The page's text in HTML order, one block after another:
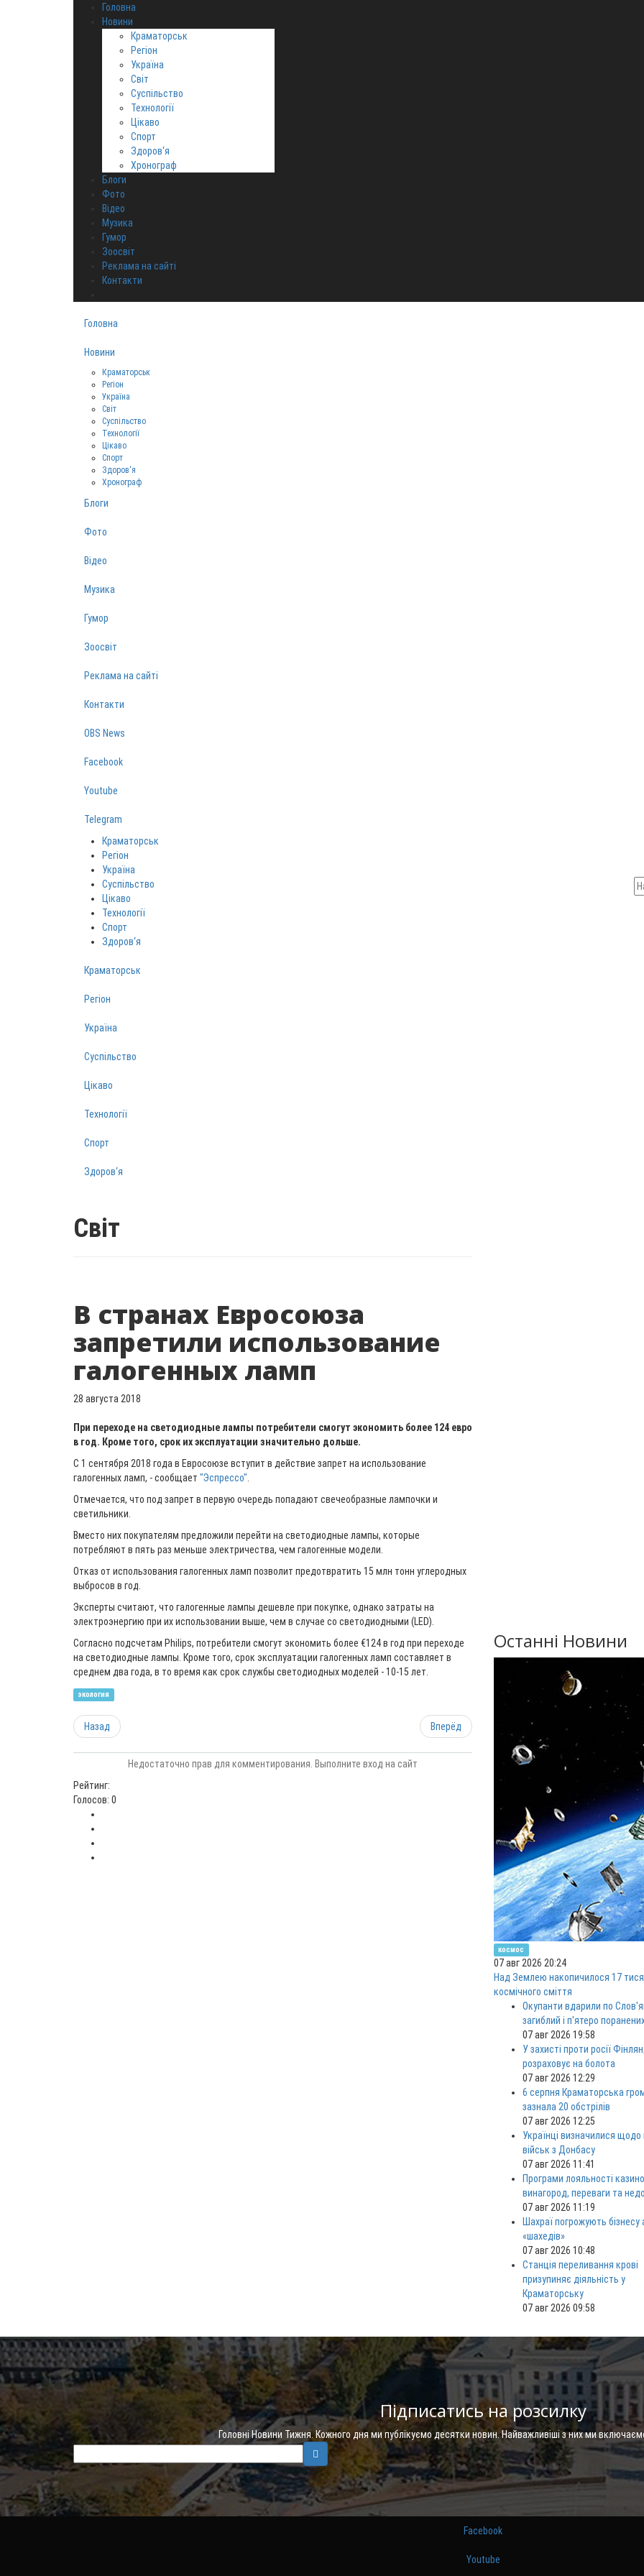
Головна
Новини
Краматорськ
Регіон
Україна
Світ
Суспільство
Технології
Цікаво
Спорт
Здоров‘я
Хронограф
Блоги
Фото
Відео
Музика
Гумор
Зоосвіт
Реклама на сайті
Контакти
Головна
Новини
Краматорськ
Регіон
Україна
Світ
Суспільство
Технології
Цікаво
Спорт
Здоров‘я
Хронограф
Блоги
Фото
Відео
Музика
Гумор
Зоосвіт
Реклама на сайті
Контакти
OBS News
Facebook
Youtube
Telegram
Краматорськ
Регіон
Україна
Суспільство
Цікаво
Технології
Спорт
Здоров‘я
Краматорськ
Регіон
Україна
Суспільство
Цікаво
Технології
Спорт
Здоров‘я
Світ
В странах Евросоюза
запретили использование
галогенных ламп
28 августа 2018
При переходе на светодиодные лампы потребители смогут экономить более 124 евро
в год. Кроме того, срок их эксплуатации значительно дольше.
С 1 сентября 2018 года в Евросоюзе вступит в действие запрет на использование
галогенных ламп, - сообщает "Эспрессо"
Отмечается, что под запрет в первую очередь попадают свечеобразные лампочки и
светильники.
Вместо них покупателям предложили перейти на светодиодные лампы, которые
потребляют в пять раз меньше электричества, чем галогенные модели.
Отказ от использования галогенных ламп позволит предотвратить 15 млн тонн углеродных
выбросов в год.
Эксперты считают, что галогенные лампы дешевле при покупке, однако затраты на
электроэнергию при их использовании выше, чем в случае со светодиодными (LED).
Согласно подсчетам Philips, потребители смогут экономить более €124 в год при переходе
на светодиодные лампы. Кроме того, срок эксплуатации галогенных ламп составляет в
среднем два года, в то время как срок службы светодиодных моделей - 10-15 лет.
экология
Назад Вперёд
Недостаточно прав для комментирования. Выполните вход на сайт
Рейтинг:
Голосов: 0
Останні Новини
космос
07 авг 2026 20:24
Над Землею накопичилося 17
космічного сміття
Окупанти вдарили по
загиблий і п'ятеро
07 авг 2026 19:58
У захисті проти росії
розраховує на болота
07 авг 2026 12:29
6 серпня Краматорська
зазнала 20 обстрілів
07 авг 2026 12:25
Українці визначилися щодо
військ з Донбасу
07 авг 2026 11:41
Програми лояльності
винагород, переваги та
07 авг 2026 11:19
Шахраї погрожують бізнесу
«шахедів»
07 авг 2026 10:48
Станція переливання крові
призупиняє діяльність у
Краматорську
07 авг 2026 09:58
Підписатись на розсилку
Головні Новини Тижня. Кожного дня ми публікуємо десятки новин. Найважливіші з них ми
Facebook
Youtube